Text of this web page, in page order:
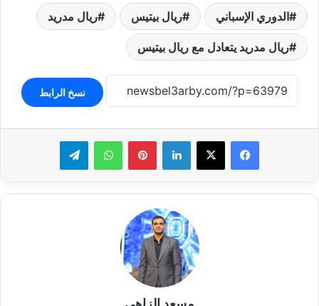
الدوري الإسباني ريال بيتيس ريال مدريد
ريال مدريد يتعادل مع ريال بيتيس
نسخ الرابط
لينكدإن بينتيريستواتساب تيلقرام